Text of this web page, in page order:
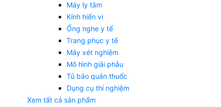
Máy ly tâm
Kính hiển vi
Ống nghe y tế
Trang phục y tế
Máy xét nghiệm
Mô hình giải phẫu
Tủ bảo quản thuốc
Dụng cụ thí nghiệm
Xem tất cả sản phẩm